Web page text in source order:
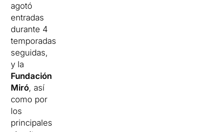
agotó
entradas
durante 4
temporadas
seguidas,
y la
Fundación
Miró, así
como por
los
principales